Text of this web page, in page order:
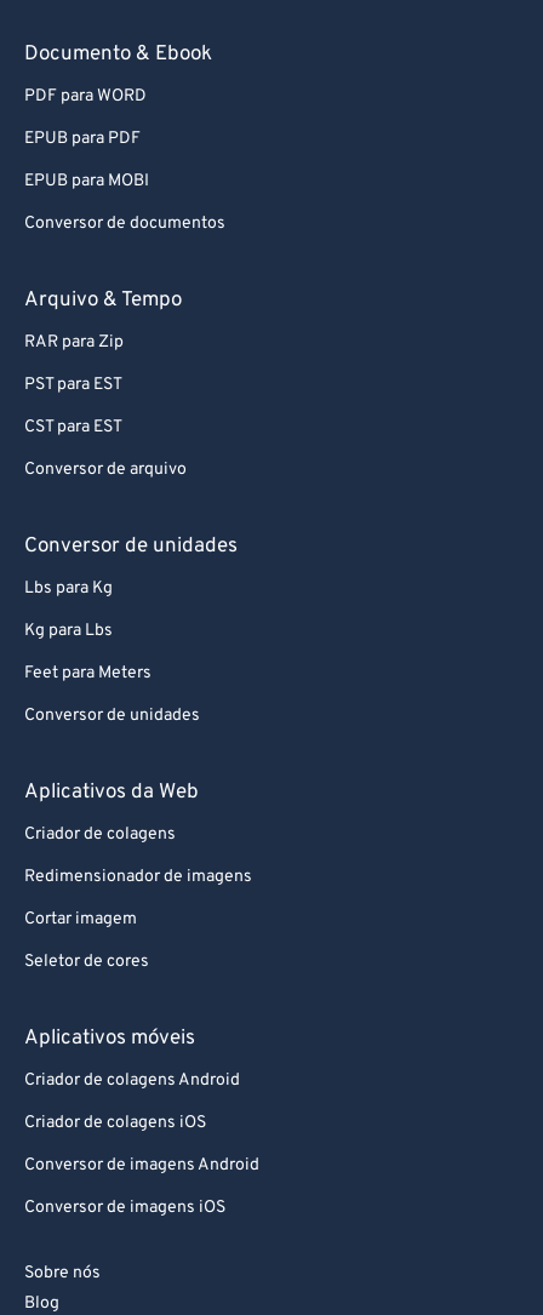
Documento & Ebook
PDF para WORD
EPUB para PDF
EPUB para MOBI
Conversor de documentos
Arquivo & Tempo
RAR para Zip
PST para EST
CST para EST
Conversor de arquivo
Conversor de unidades
Lbs para Kg
Kg para Lbs
Feet para Meters
Conversor de unidades
Aplicativos da Web
Criador de colagens
Redimensionador de imagens
Cortar imagem
Seletor de cores
Aplicativos móveis
Criador de colagens Android
Criador de colagens iOS
Conversor de imagens Android
Conversor de imagens iOS
Sobre nós
Blog